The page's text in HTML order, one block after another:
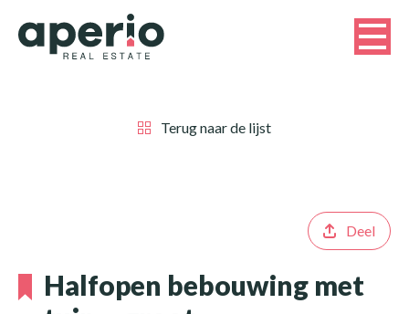
Terug naar de lijst
Deel
Halfopen bebouwing met